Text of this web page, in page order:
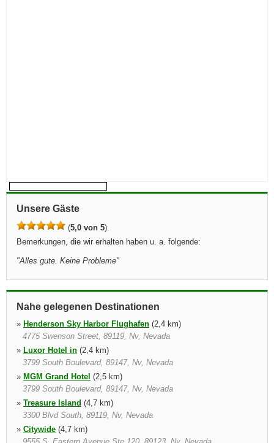
Unsere Gäste
(5,0 von 5).
Bemerkungen, die wir erhalten haben u. a. folgende:
"Alles gute. Keine Probleme"
Nahe gelegenen Destinationen
» Henderson Sky Harbor Flughafen (2,4 km)
4775 Swenson Street, 89119, Nv, Nevada
» Luxor Hotel in (2,4 km)
3799 South Boulevard, 89147, Nv, Nevada
» MGM Grand Hotel (2,5 km)
3799 South Boulevard, 89147, Nv, Nevada
» Treasure Island (4,7 km)
3300 Blvd South, 89119, Nv, Nevada
» Citywide (4,7 km)